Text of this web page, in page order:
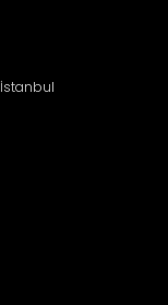
İstanbul